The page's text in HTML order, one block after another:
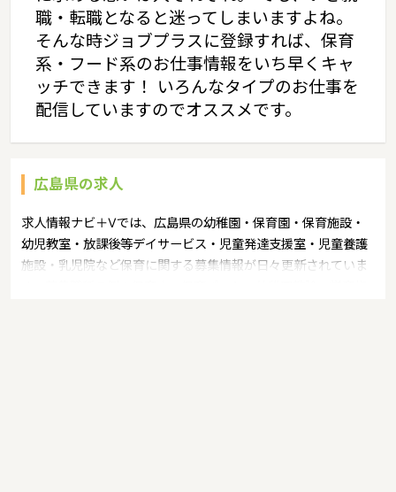
職・転職となると迷ってしまいますよね。
そんな時ジョブプラスに登録すれば、保育
系・フード系のお仕事情報をいち早くキャ
ッチできます！ いろんなタイプのお仕事を
配信していますのでオススメです。
広島県の求人
求人情報ナビ＋Vでは、広島県の幼稚園・保育園・保育施設・
幼児教室・放課後等デイサービス・児童発達支援室・児童養護
施設・乳児院など保育に関する募集情報が日々更新されていま